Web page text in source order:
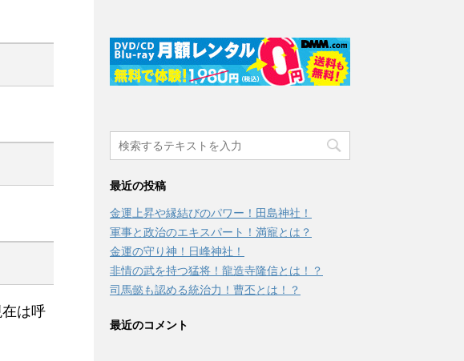
は呼
最近の投稿
金運上昇や縁結びのパワー！田島神社！
軍事と政治のエキスパート！満寵とは？
金運の守り神！日峰神社！
非情の武を持つ猛将！龍造寺隆信とは！？
司馬懿も認める統治力！曹丕とは！？
最近のコメント